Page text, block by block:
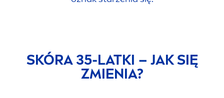
SKÓRA 35-LATKI – JAK SIĘ
ZMIENIA?